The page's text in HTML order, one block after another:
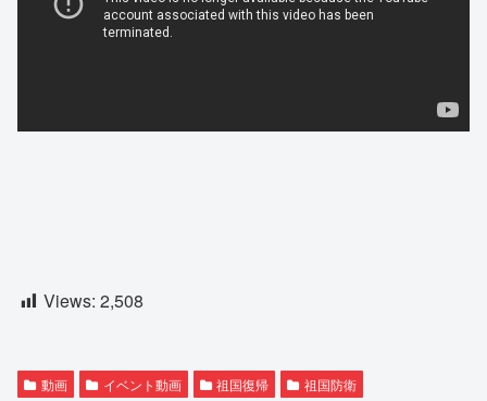
Views: 2,508
動画 イベント動画 祖国復帰 祖国防衛